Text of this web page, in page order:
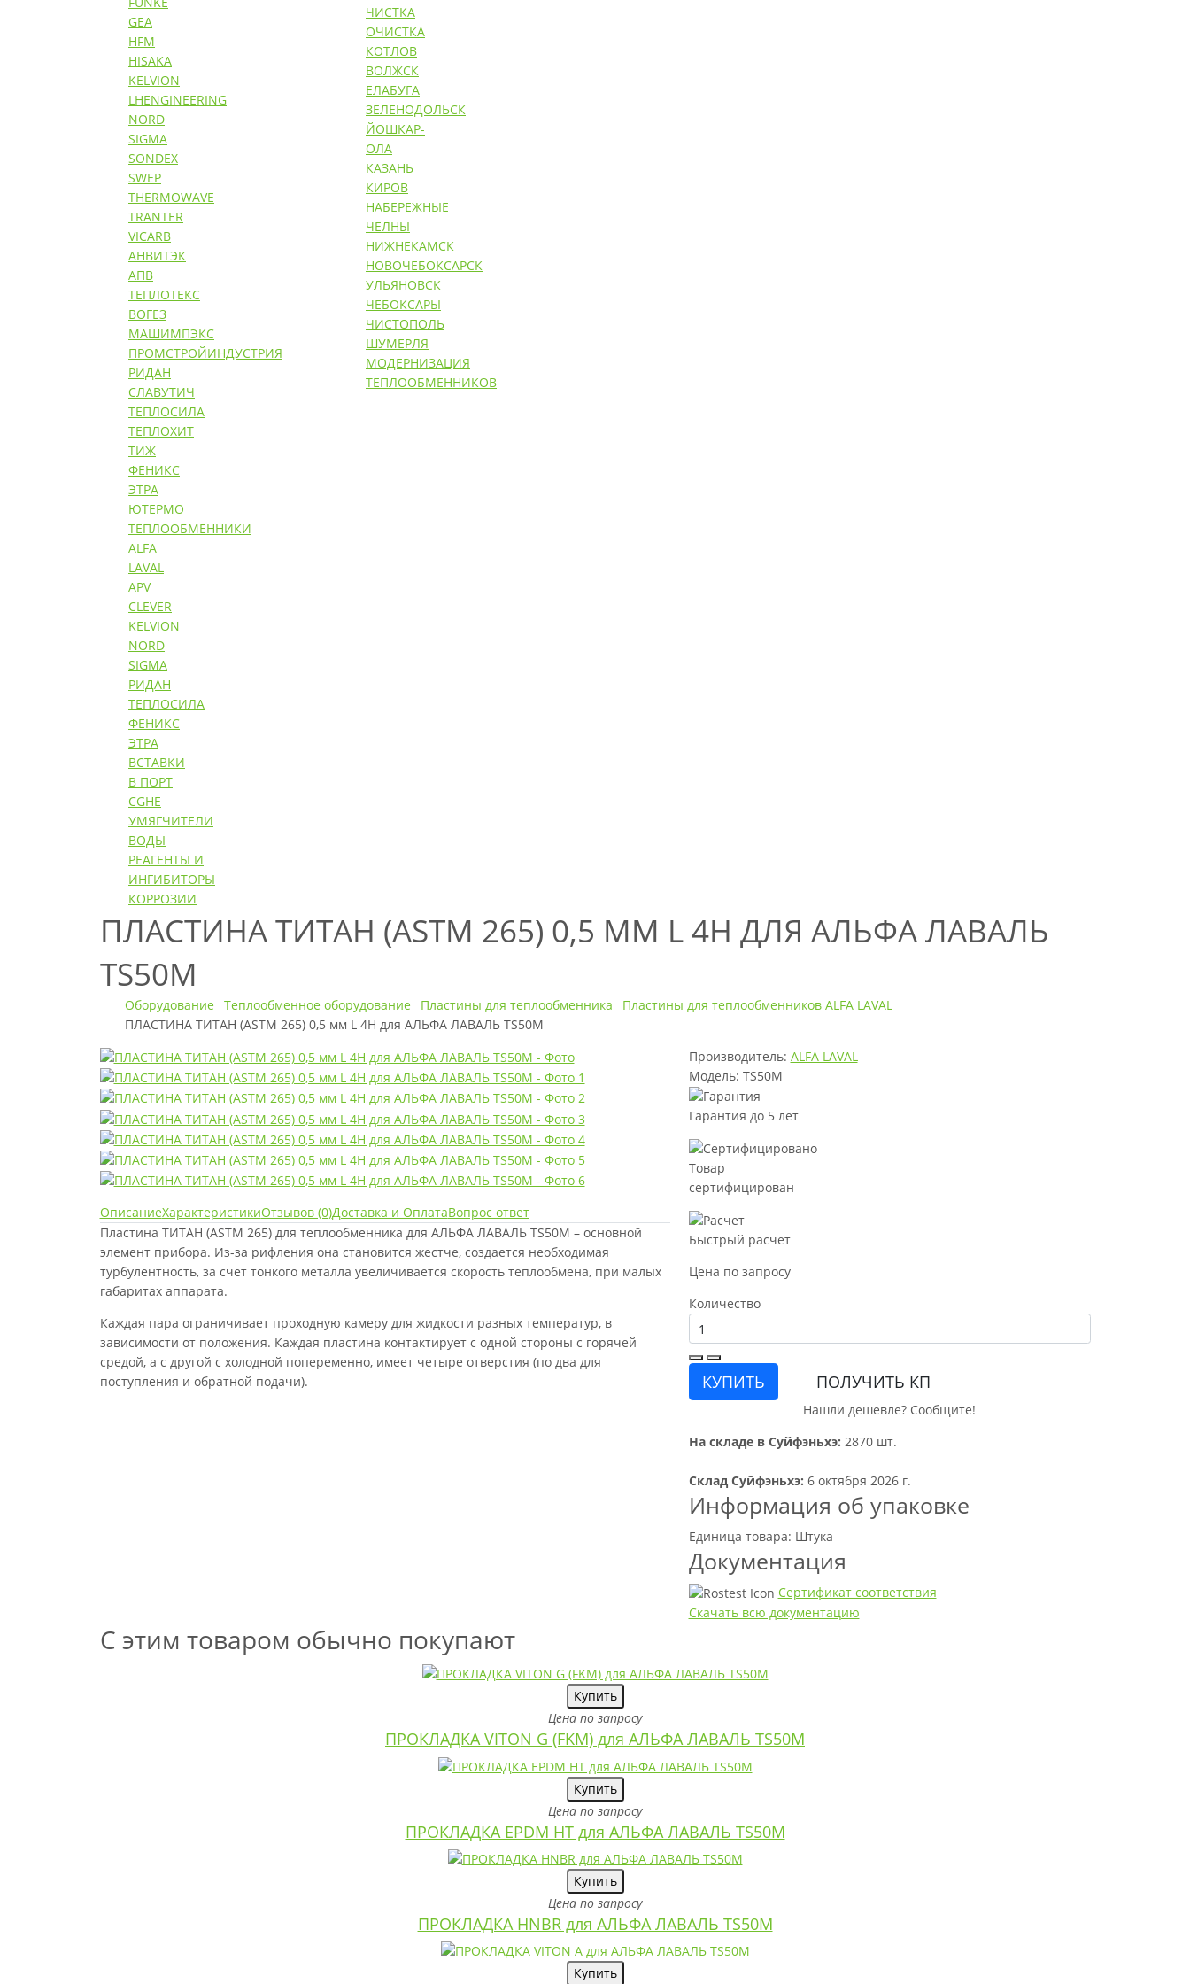
GEA
HFM
HISAKA
KELVION
LHENGINEERING
NORD
SIGMA
SONDEX
SWEP
THERMOWAVE
TRANTER
VICARB
АНВИТЭК
АПВ
ТЕПЛОТЕКС
ВОГЕЗ
МАШИМПЭКС
ПРОМСТРОЙИНДУСТРИЯ
РИДАН
СЛАВУТИЧ
ТЕПЛОСИЛА
ТЕПЛОХИТ
ТИЖ
ФЕНИКС
ЭТРА
ЮТЕРМО
ТЕПЛООБМЕННИКИ
ALFA
LAVAL
APV
CLEVER
KELVION
NORD
SIGMA
РИДАН
ТЕПЛОСИЛА
ФЕНИКС
ЭТРА
ВСТАВКИ
В ПОРТ
CGHE
УМЯГЧИТЕЛИ
ВОДЫ
РЕАГЕНТЫ И
ИНГИБИТОРЫ
КОРРОЗИИ
ЧИСТКА
ОЧИСТКА
КОТЛОВ
ВОЛЖСК
ЕЛАБУГА
ЗЕЛЕНОДОЛЬСК
ЙОШКАР-
ОЛА
КАЗАНЬ
КИРОВ
НАБЕРЕЖНЫЕ
ЧЕЛНЫ
НИЖНЕКАМСК
НОВОЧЕБОКСАРСК
УЛЬЯНОВСК
ЧЕБОКСАРЫ
ЧИСТОПОЛЬ
ШУМЕРЛЯ
МОДЕРНИЗАЦИЯ
ТЕПЛООБМЕННИКОВ
ПЛАСТИНА ТИТАН (ASTM 265) 0,5 ММ L 4H ДЛЯ АЛЬФА ЛАВАЛЬ
TS50M
Оборудование Теплообменное оборудование Пластины для теплообменника
Пластины для теплообменников ALFA LAVAL
ПЛАСТИНА ТИТАН (ASTM 265) 0,5 мм L 4H для АЛЬФА ЛАВАЛЬ TS50M
ОписаниеХарактеристикиОтзывов (0)Доставка и ОплатаВопрос ответ
Пластина ТИТАН (ASTM 265) для теплообменника для АЛЬФА ЛАВАЛЬ TS50M – основной
элемент прибора. Из-за рифления она становится жестче, создается необходимая
турбулентность, за счет тонкого металла увеличивается скорость теплообмена, при малых
габаритах аппарата.
Каждая пара ограничивает проходную камеру для жидкости разных температур, в
зависимости от положения. Каждая пластина контактирует с одной стороны с горячей
средой, а с другой с холодной попеременно, имеет четыре отверстия (по два для
поступления и обратной подачи).
Производитель: ALFA LAVAL
Модель: TS50M
Гарантия до 5 лет
Товар
сертифицирован
Быстрый расчет
Цена по запросу
Количество
КУПИТЬ ПОЛУЧИТЬ КП
Нашли дешевле? Сообщите!
На складе в Суйфэньхэ: 2870 шт.
Склад Суйфэньхэ: 6 октября 2026 г.
Информация об упаковке
Единица товара: Штука
Документация
Сертификат соответствия
Скачать всю документацию
С этим товаром обычно покупают
Купить
Цена по запросу
ПРОКЛАДКА VITON G (FKM) для АЛЬФА ЛАВАЛЬ TS50M
Купить
Цена по запросу
ПРОКЛАДКА EPDM HT для АЛЬФА ЛАВАЛЬ TS50M
Купить
Цена по запросу
ПРОКЛАДКА HNBR для АЛЬФА ЛАВАЛЬ TS50M
Купить